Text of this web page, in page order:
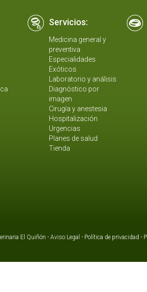
Servicios:
Medicina general y
preventiva
Especialidades
Exóticos
Laboratorio y análisis
Diagnóstico por
imagen
Cirugía y anestesia
Hospitalización
Urgencias
Planes de salud
Tienda
El Quiñón - Aviso Legal - Política de privacidad -